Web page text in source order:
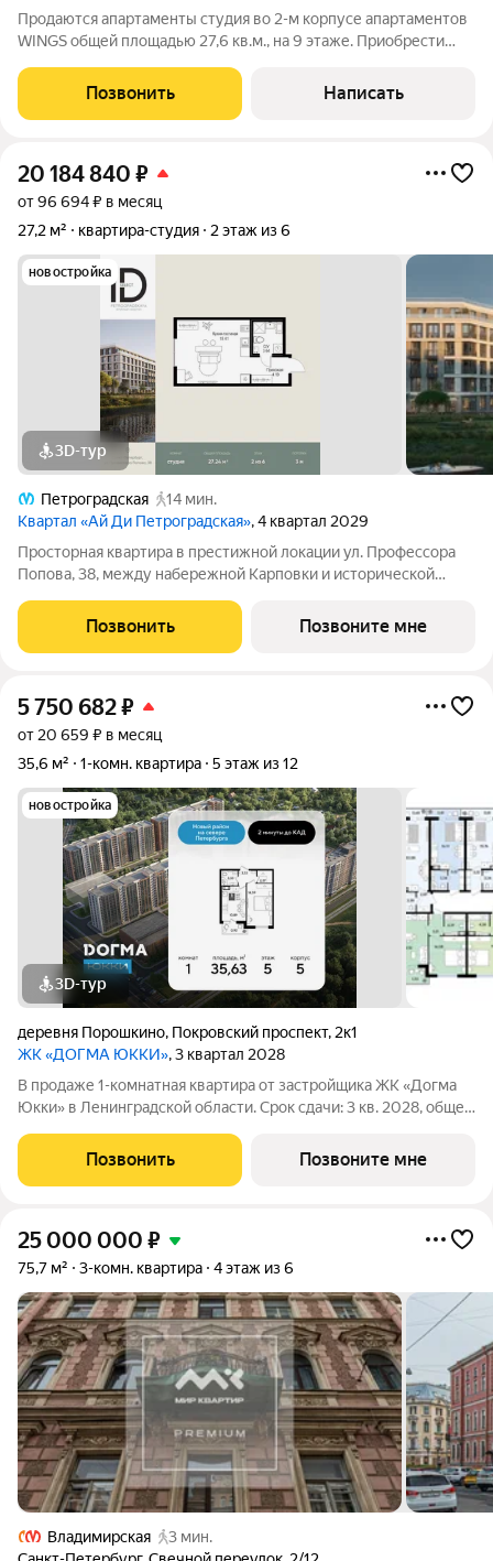
Продаются апартаменты студия во 2-м корпусе апартаментов
WINGS общей площадью 27,6 кв.м., на 9 этаже. Приобрести
лет. Комплекс апартаментов "WINGS" располагается по адресу
улица Крыленко,
Позвонить Написать
20 184 840 ₽
от 96 694 ₽ в месяц
27,2 м²
квартира-студия 2 этаж из 6
новостройка
3D-тур
Петроградская
14 мин.
Квартал «Ай Ди Петроградская», 4 квартал 2029
Просторная квартира в престижной локации ул. Профессора
Попова, 38, между набережной Карповки и исторической
виды на Иоанновский монастырь и реку Карповку. В пешей
доступности метро
Позвонить Позвоните мне
5 750 682₽
от 20 659 ₽ в месяц
35,6 м²
1-комн. квартира 5 этаж из 12
новостройка
3D-тур
деревня Порошкино, Покровский проспект, 2к1
ЖК «ДОГМА ЮККИ», 3 квартал 2028
В продаже 1-комнатная квартира от застройщика ЖК «Догма
Юкки» в Ленинградской области. Срок сдачи: 3 кв. 2028, общей
доступной социальной инфраструктурой. Жилой комплекс
расположен в
Позвонить Позвоните мне
25 000 000 ₽
75,7 м² 3-комн. квартира 4 этаж из 6
Владимирская
3 мин.